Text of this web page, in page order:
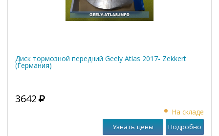
Диск тормозной передний Geely Atlas 2017- Zekkert
(Германия)
3642
На складе
Узнать цены Подробно